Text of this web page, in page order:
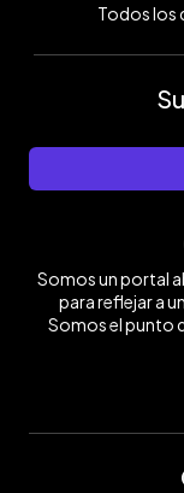
Todos los
Somos un portal
para reflejar a
Somos el punto